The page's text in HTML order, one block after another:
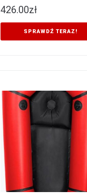
426.00zł
SPRAWDŹ TERAZ!